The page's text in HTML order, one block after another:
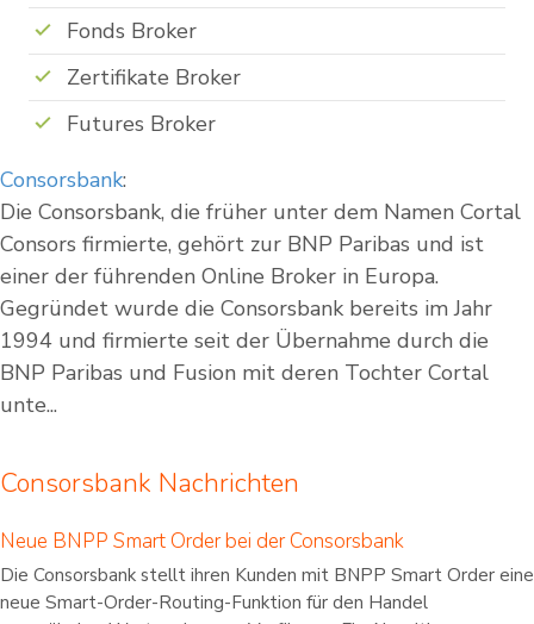
Fonds Broker
Zertifikate Broker
Futures Broker
Consorsbank:
Die Consorsbank, die früher unter dem Namen Cortal
Consors firmierte, gehört zur BNP Paribas und ist
einer der führenden Online Broker in Europa.
Gegründet wurde die Consorsbank bereits im Jahr
1994 und firmierte seit der Übernahme durch die
BNP Paribas und Fusion mit deren Tochter Cortal
unte...
Consorsbank Nachrichten
Neue BNPP Smart Order bei der Consorsbank
Die Consorsbank stellt ihren Kunden mit BNPP Smart Order eine
neue Smart-Order-Routing-Funktion für den Handel